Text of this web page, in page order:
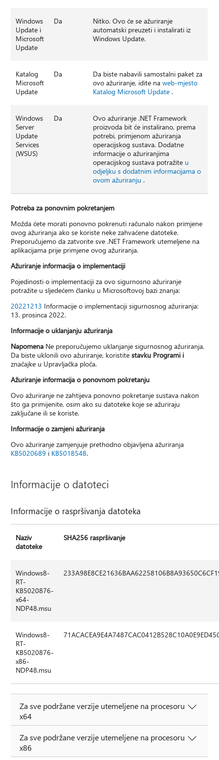
Windows
Update i
Microsoft
Update
Da
Nitko. Ovo će se ažuriranje
automatski preuzeti i instalirati iz
Windows Update.
Katalog
Microsoft
Update
Da
Da biste nabavili samostalni paket za
ovo ažuriranje, idite naweb-mjesto
Katalog Microsoft Update .
Windows
Server
Update
Services
(WSUS)
Da
Ovo ažuriranje .NET Framework
proizvoda bit će instalirano, prema
potrebi, primjenom ažuriranja
operacijskog sustava. Dodatne
informacije o ažuriranjima
operacijskog sustava potražite u
odjeljku s dodatnim informacijama o
ovom ažuriranju .
Potreba za ponovnim pokretanjem
Možda ćete morati ponovno pokrenuti računalo nakon primjene
ovog ažuriranja ako se koriste neke zahvaćene datoteke.
Preporučujemo da zatvorite sve .NET Framework utemeljene na
aplikacijama prije primjene ovog ažuriranja.
Ažuriranje informacija o implementaciji
Pojedinosti o implementaciji za ovo sigurnosno ažuriranje
potražite u sljedećem članku u Microsoftovoj bazi znanja:
20221213 Informacije o implementaciji sigurnosnog ažuriranja:
13. prosinca 2022.
Informacije o uklanjanju ažuriranja
Napomena Ne preporučujemo uklanjanje sigurnosnog ažuriranja.
Da biste uklonili ovo ažuriranje, koristitestavku Programi i
značajke u Upravljačka ploča.
Ažuriranje informacija o ponovnom pokretanju
Ovo ažuriranje ne zahtijeva ponovno pokretanje sustava nakon
što ga primijenite, osim ako su datoteke koje se ažuriraju
zaključane ili se koriste.
Informacije o zamjeni ažuriranja
Ovo ažuriranje zamjenjuje prethodno objavljena ažuriranja
KB5020689 i KB5018548.
Informacije o datoteci
Informacije o raspršivanja datoteka
Naziv
datoteke
SHA256 raspršivanje
Windows8-
RT-
KB5020876-
x64-
NDP48.msu
Windows8-
RT-
KB5020876-
x86-
NDP48.msu
Za sve podržane verzije utemeljene na procesoru
x64
Za sve podržane verzije utemeljene na procesoru
x86